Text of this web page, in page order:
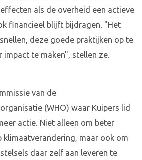
als de overheid een actieve
financieel blijft bijdragen. "Het
deze goede praktijken op te
impact te maken", stellen ze.
van de
(WHO) waar Kuipers lid
actie. Niet alleen om beter
maar ook om
daar zelf aan leveren te